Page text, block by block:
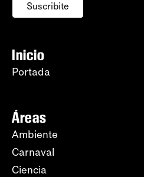
Suscribite
Inicio
Portada
Áreas
Ambiente
Carnaval
Ciencia